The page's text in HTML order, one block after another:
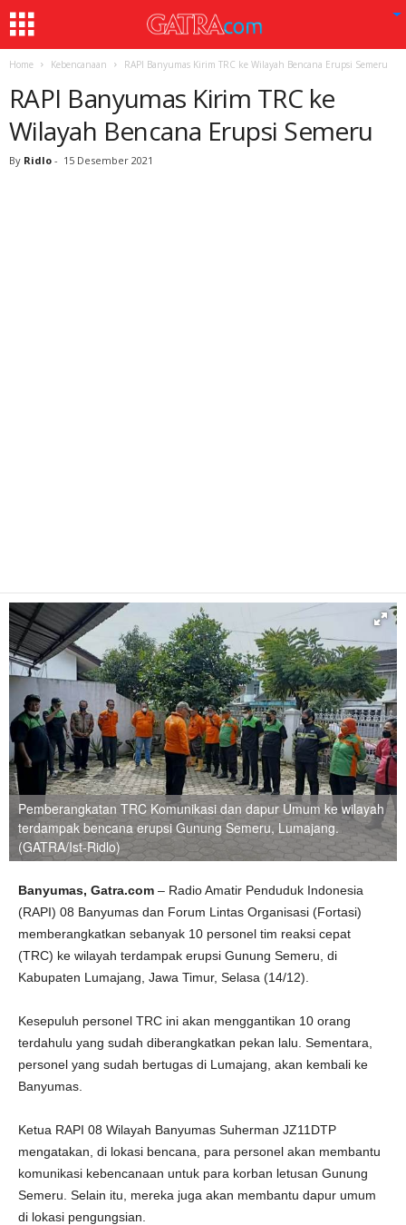
Home Kebencanaan RAPI Banyumas Kirim TRC ke Wilayah Bencana Erupsi Semeru
RAPI Banyumas Kirim TRC ke
Wilayah Bencana Erupsi Semeru
By Ridlo - 15 Desember 2021
Pemberangkatan TRC Komunikasi dan dapur Umum ke wilayah
terdampak bencana erupsi Gunung Semeru, Lumajang.
(GATRA/Ist-Ridlo)
Banyumas, Gatra.com – Radio Amatir Penduduk Indonesia
(RAPI) 08 Banyumas dan Forum Lintas Organisasi (Fortasi)
memberangkatkan sebanyak 10 personel tim reaksi cepat
(TRC) ke wilayah terdampak erupsi Gunung Semeru, di
Kabupaten Lumajang, Jawa Timur, Selasa (14/12).
Kesepuluh personel TRC ini akan menggantikan 10 orang
terdahulu yang sudah diberangkatkan pekan lalu. Sementara,
personel yang sudah bertugas di Lumajang, akan kembali ke
Banyumas.
Ketua RAPI 08 Wilayah Banyumas Suherman JZ11DTP
mengatakan, di lokasi bencana, para personel akan membantu
komunikasi kebencanaan untuk para korban letusan Gunung
Semeru. Selain itu, mereka juga akan membantu dapur umum
di lokasi pengungsian.